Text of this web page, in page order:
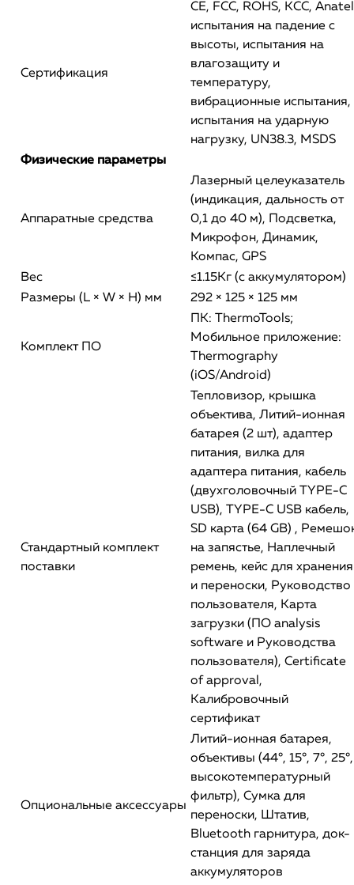
Сертификация
CE, FCC, ROHS, KCC,
испытания на падение с
высоты, испытания на
влагозащиту и
температуру,
вибрационные испытания,
испытания на ударную
нагрузку, UN38.3, MSDS
Физические параметры
Аппаратные средства
Лазерный целеуказатель
(индикация, дальность от
0,1 до 40 м), Подсветка,
Микрофон, Динамик,
Компас, GPS
Вес
≤1.15Кг (с аккумулятором)
Размеры (L × W × H) мм
292 × 125 × 125 мм
Комплект ПО
ПК: ThermoTools;
Мобильное приложение:
Thermography
(iOS/Android)
Стандартный комплект
поставки
Тепловизор, крышка
объектива, Литий-ионная
батарея (2 шт), адаптер
питания, вилка для
адаптера питания, кабель
(двухголовочный TYPE-C
USB), TYPE-C USB кабель,
SD карта (64 GB) ,
на запястье, Наплечный
ремень, кейс для хранения
и переноски, Руководство
пользователя, Карта
загрузки (ПО analysis
software и Руководства
пользователя), Certificate
of approval,
Калибровочный
сертификат
Опциональные аксессуары
Литий-ионная батарея,
объективы (44°, 15°, 7°, 25°,
высокотемпературный
фильтр), Сумка для
переноски, Штатив,
Bluetooth гарнитура, док-
станция для заряда
аккумуляторов